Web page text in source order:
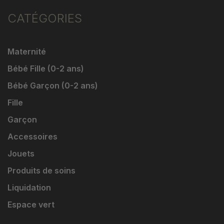
CATÉGORIES
Maternité
Bébé Fille (0-2 ans)
Bébé Garçon (0-2 ans)
Fille
Garçon
Accessoires
Jouets
Produits de soins
Liquidation
Espace vert